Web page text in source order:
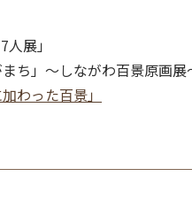
展」
」～しながわ百景原画展
わった百景」